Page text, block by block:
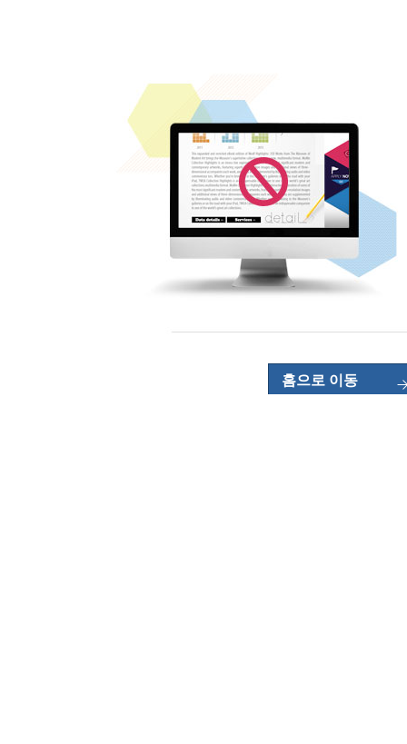
홈으로 이동